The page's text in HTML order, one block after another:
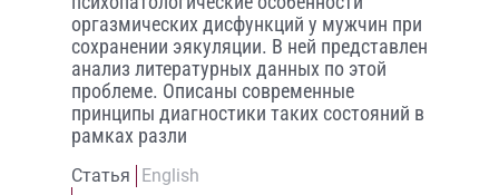
оргазмических дисфункций у мужчин при
сохранении эякуляции. В ней представлен
анализ литературных данных по этой
проблеме. Описаны современные
принципы диагностики таких состояний в
рамках разли
Статья
English